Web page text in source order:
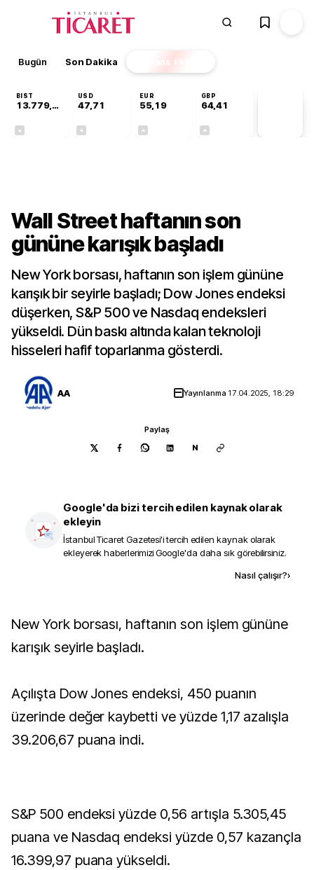
Bugün Son Dakika Finans EKSTRA
BIST
13.779,39
USD
47,71
EUR
55,19
GBP
64,41
Wall Street haftanın son
gününe karışık başladı
New York borsası, haftanın son işlem gününe
karışık bir seyirle başladı; Dow Jones endeksi
düşerken, S&P 500 ve Nasdaq endeksleri
yükseldi. Dün baskı altında kalan teknoloji
hisseleri hafif toparlanma gösterdi.
AA Yayınlanma 17.04.2025, 18:29
Paylaş
N
Google'da bizi tercih edilen kaynak olarak
ekleyin
İstanbul Ticaret Gazetesi'i tercih edilen kaynak olarak
ekleyerek haberlerimizi Google'da daha sık görebilirsiniz.
Nasıl çalışır?›
New York borsası, haftanın son işlem gününe
karışık seyirle başladı.
Açılışta Dow Jones endeksi, 450 puanın
üzerinde değer kaybetti ve yüzde 1,17 azalışla
39.206,67 puana indi.
S&P 500 endeksi yüzde 0,56 artışla 5.305,45
puana ve Nasdaq endeksi yüzde 0,57 kazançla
16.399,97 puana yükseldi.